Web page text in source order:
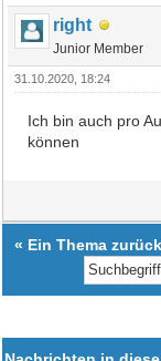
right
Junior Member
31.10.2020, 18:24
Ich bin auch pro
können
« Ein Thema zurück